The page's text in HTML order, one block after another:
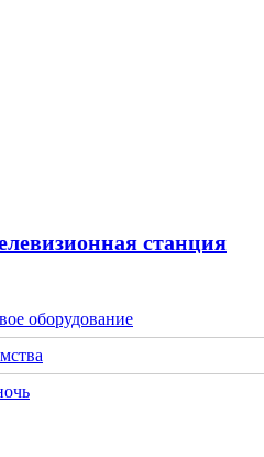
станция
оборудование